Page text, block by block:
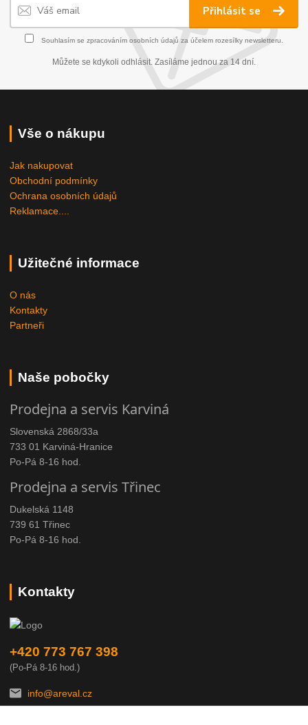
Přihlásit se
Souhlasím se zpracováním osobních údajů za účelem rozesílky newsletteru.
Můžete se kdykoli odhlásit. Zasíláme jednou za 14 dní.
Vše o nákupu
Jak nakupovat
Obchodní podmínky
Ochrana osobních údajů
Reklamace....
Užitečné informace
O nás
Kontakty
Partneři
Naše pobočky
Prodejna a servis Karviná
Slovenská 2868/33a
733 01 Karviná-Hranice
Po-Pá 8-16 hod.
Prodejna a servis Třinec
Dukelská 1148
739 61 Třinec
Po-Pá 8-16 hod.
Kontakty
+420 773 767 398
(Po-Pá 8-16 hod.)
info@areval.cz